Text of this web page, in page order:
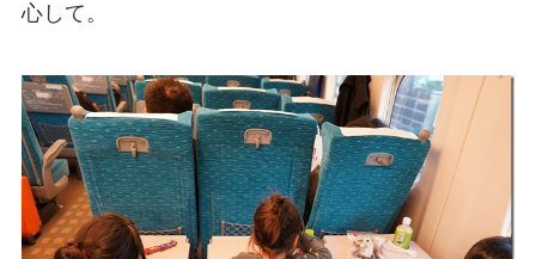
心して。